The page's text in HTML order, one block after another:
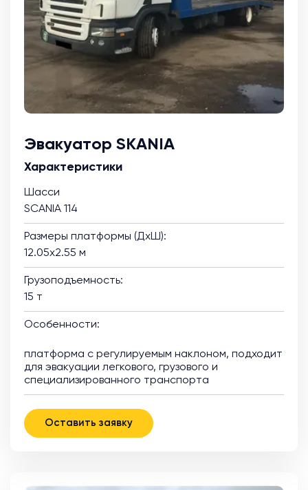
Эвакуатор SKANIA
Характеристики
Шасси
SCANIA 114
Размеры платформы (ДхШ):
12.05х2.55 м
Грузоподъемность:
15 т
Особенности:
платформа с регулируемым наклоном, подходит
для эвакуации легкового, грузового и
специализированного транспорта
Оставить заявку